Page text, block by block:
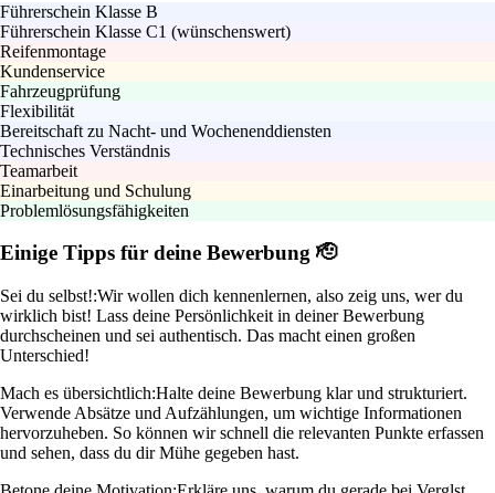
Führerschein Klasse B
Führerschein Klasse C1 (wünschenswert)
Reifenmontage
Kundenservice
Fahrzeugprüfung
Flexibilität
Bereitschaft zu Nacht- und Wochenenddiensten
Technisches Verständnis
Teamarbeit
Einarbeitung und Schulung
Problemlösungsfähigkeiten
Einige Tipps für deine Bewerbung 🫡
Sei du selbst!:Wir wollen dich kennenlernen, also zeig uns, wer du
wirklich bist! Lass deine Persönlichkeit in deiner Bewerbung
durchscheinen und sei authentisch. Das macht einen großen
Unterschied!
Mach es übersichtlich:Halte deine Bewerbung klar und strukturiert.
Verwende Absätze und Aufzählungen, um wichtige Informationen
hervorzuheben. So können wir schnell die relevanten Punkte erfassen
und sehen, dass du dir Mühe gegeben hast.